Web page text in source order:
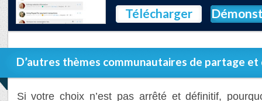
Télécharger
D’autres thèmes communautaires de partage et
Si votre choix n’est pas arrêté et définitif,